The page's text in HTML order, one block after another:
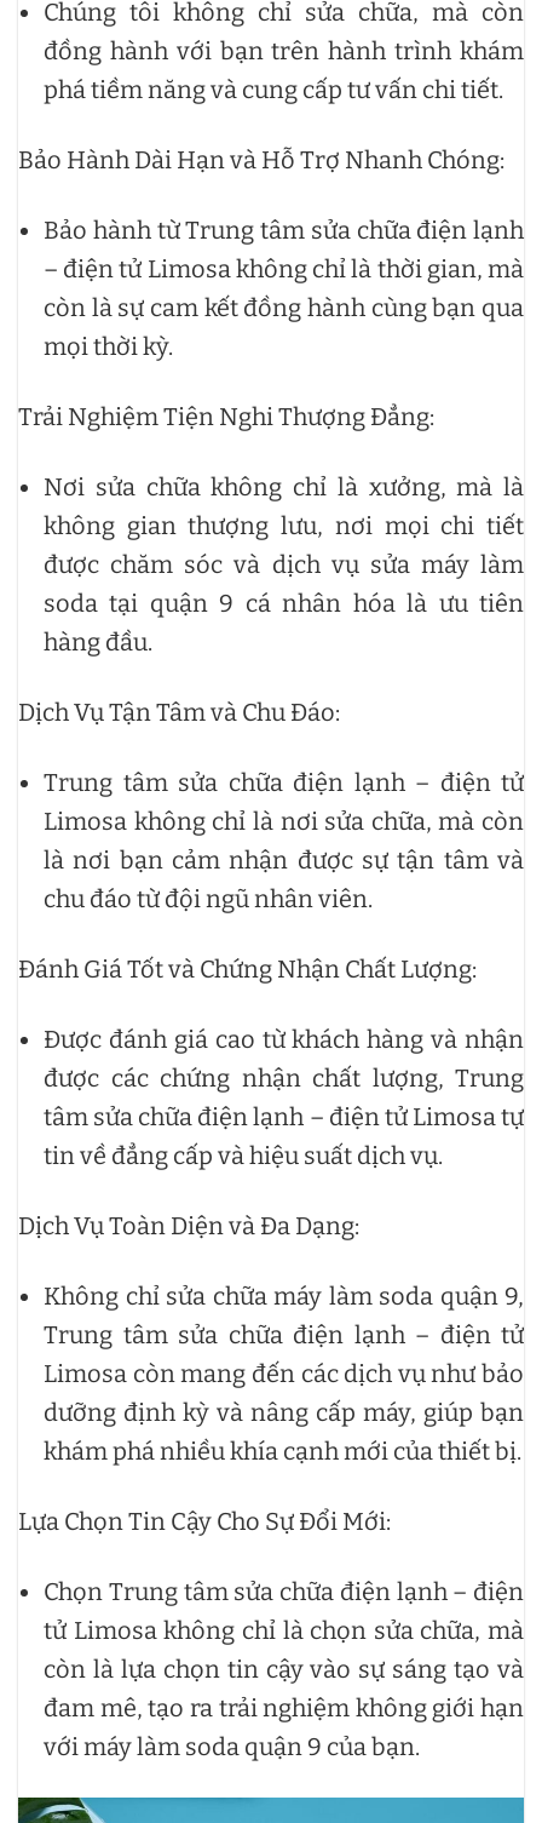
Chúng tôi không chỉ sửa chữa, mà còn
đồng hành với bạn trên hành trình khám
phá tiềm năng và cung cấp tư vấn chi tiết.
Bảo Hành Dài Hạn và Hỗ Trợ Nhanh Chóng:
Bảo hành từ Trung tâm sửa chữa điện lạnh
– điện tử Limosa không chỉ là thời gian, mà
còn là sự cam kết đồng hành cùng bạn qua
mọi thời kỳ.
Trải Nghiệm Tiện Nghi Thượng Đẳng:
Nơi sửa chữa không chỉ là xưởng, mà là
không gian thượng lưu, nơi mọi chi tiết
được chăm sóc và dịch vụ sửa máy làm
soda tại quận 9 cá nhân hóa là ưu tiên
hàng đầu.
Dịch Vụ Tận Tâm và Chu Đáo:
Trung tâm sửa chữa điện lạnh – điện tử
Limosa không chỉ là nơi sửa chữa, mà còn
là nơi bạn cảm nhận được sự tận tâm và
chu đáo từ đội ngũ nhân viên.
Đánh Giá Tốt và Chứng Nhận Chất Lượng:
Được đánh giá cao từ khách hàng và nhận
được các chứng nhận chất lượng, Trung
tâm sửa chữa điện lạnh – điện tử Limosa tự
tin về đẳng cấp và hiệu suất dịch vụ.
Dịch Vụ Toàn Diện và Đa Dạng:
Không chỉ sửa chữa máy làm soda quận 9,
Trung tâm sửa chữa điện lạnh – điện tử
Limosa còn mang đến các dịch vụ như bảo
dưỡng định kỳ và nâng cấp máy, giúp bạn
khám phá nhiều khía cạnh mới của thiết bị.
Lựa Chọn Tin Cậy Cho Sự Đổi Mới:
Chọn Trung tâm sửa chữa điện lạnh – điện
tử Limosa không chỉ là chọn sửa chữa, mà
còn là lựa chọn tin cậy vào sự sáng tạo và
đam mê, tạo ra trải nghiệm không giới hạn
với máy làm soda quận 9 của bạn.